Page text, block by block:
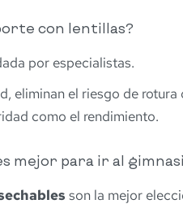
con lentillas?
por especialistas.
eliminan el riesgo de
como el rendimiento.
mejor para ir al
son la mejor